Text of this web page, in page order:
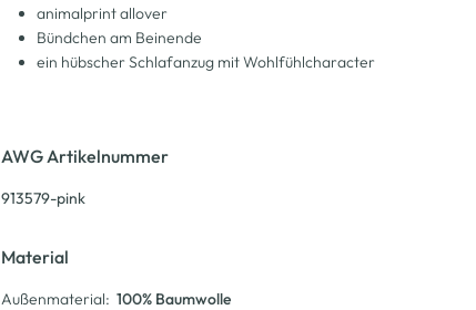
animalprint allover
Bündchen am Beinende
ein hübscher Schlafanzug mit Wohlfühlcharacter
AWG Artikelnummer
913579-pink
Material
Außenmaterial: 100% Baumwolle